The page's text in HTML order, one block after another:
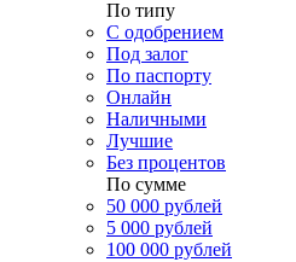
По типу
С одобрением
Под залог
По паспорту
Онлайн
Наличными
Лучшие
Без процентов
По сумме
50 000 рублей
5 000 рублей
100 000 рублей